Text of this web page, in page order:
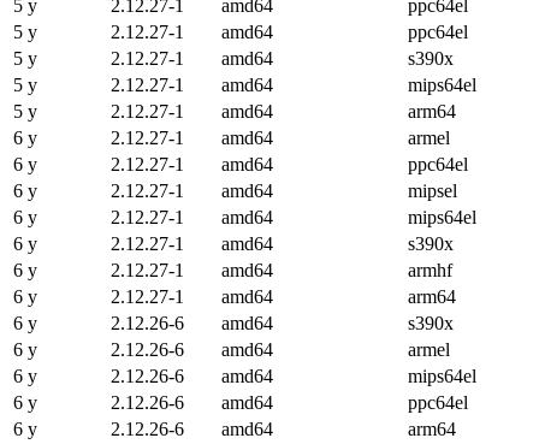
5 y
2.12.27-1 amd64
ppc64el
5 y
2.12.27-1 amd64
ppc64el
5 y
2.12.27-1 amd64
s390x
5 y
2.12.27-1 amd64
mips64el
5 y
2.12.27-1 amd64
arm64
6 y
2.12.27-1 amd64
armel
6 y
2.12.27-1 amd64
ppc64el
6 y
2.12.27-1 amd64
mipsel
6 y
2.12.27-1 amd64
mips64el
6 y
2.12.27-1 amd64
s390x
6 y
2.12.27-1 amd64
armhf
6 y
2.12.27-1 amd64
arm64
6 y
2.12.26-6 amd64
s390x
6 y
2.12.26-6 amd64
armel
6 y
2.12.26-6 amd64
mips64el
6 y
2.12.26-6 amd64
ppc64el
6 y
2.12.26-6 amd64
arm64